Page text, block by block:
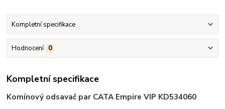
Kompletní specifikace
Hodnocení 0
Kompletní specifikace
Komínový odsavač par CATA Empire VIP KD534060